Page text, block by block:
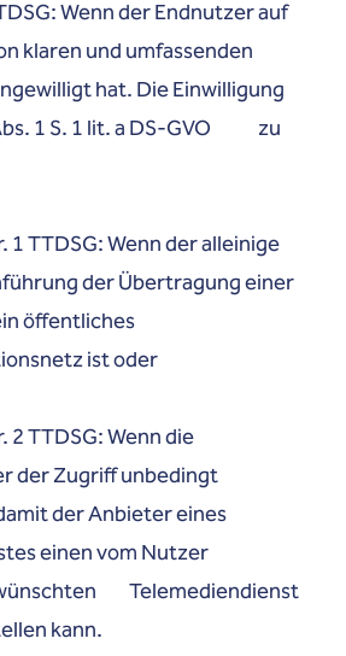
Wenn der Endnutzer auf
klaren und umfassenden
hat. Die Einwilligung
1 S. 1 lit. a DS-GVO zu
TTDSG: Wenn der alleinige
der Übertragung einer
öffentliches
ist oder
TTDSG: Wenn die
der Zugriff unbedingt
der Anbieter eines
einen vom Nutzer
Telemediendienst
kann.